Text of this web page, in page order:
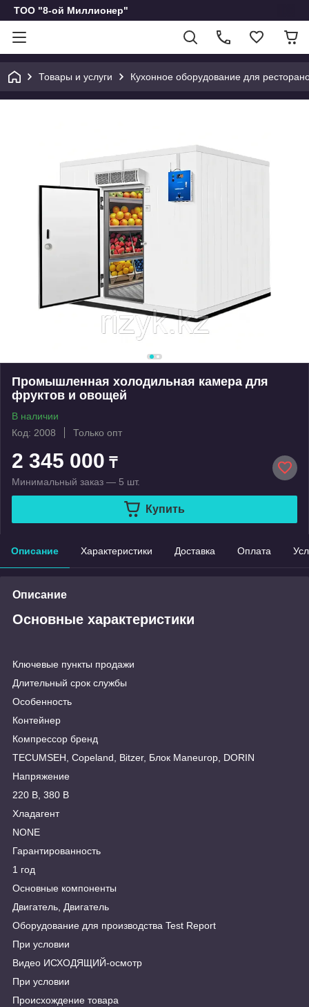
ТОО "8-ой Миллионер"
Товары и услуги Кухонное оборудование для
Промышленная холодильная камера для
фруктов и овощей
В наличии
Код: 2008
Только опт
2 345 000 ₸
Минимальный заказ — 5 шт.
Купить
Описание Характеристики Доставка Оплата
Описание
Основные характеристики
Ключевые пункты продажи
Длительный срок службы
Особенность
Контейнер
Компрессор бренд
TECUMSEH, Copeland, Bitzer, Блок Maneurop, DORIN
Напряжение
220 В, 380 В
Хладагент
NONE
Гарантированность
1 год
Основные компоненты
Двигатель, Двигатель
Оборудование для производства Test Report
При условии
Видео ИСХОДЯЩИЙ-осмотр
При условии
Происхождение товара